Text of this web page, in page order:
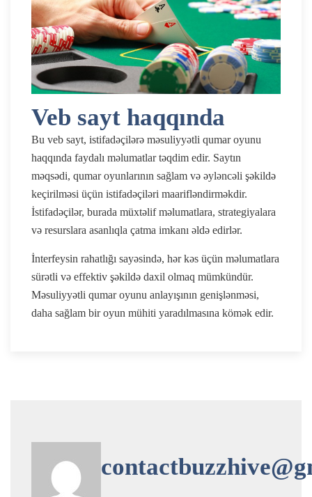
Veb sayt haqqında
Bu veb sayt, istifadəçilərə məsuliyyətli qumar oyunu
haqqında faydalı məlumatlar təqdim edir. Saytın
məqsədi, qumar oyunlarının sağlam və əyləncəli şəkildə
keçirilməsi üçün istifadəçiləri maarifləndirməkdir.
İstifadəçilər, burada müxtəlif məlumatlara, strategiyalara
və resurslara asanlıqla çatma imkanı əldə edirlər.
İnterfeysin rahatlığı sayəsində, hər kəs üçün məlumatlara
sürətli və effektiv şəkildə daxil olmaq mümkündür.
Məsuliyyətli qumar oyunu anlayışının genişlənməsi,
daha sağlam bir oyun mühiti yaradılmasına kömək edir.